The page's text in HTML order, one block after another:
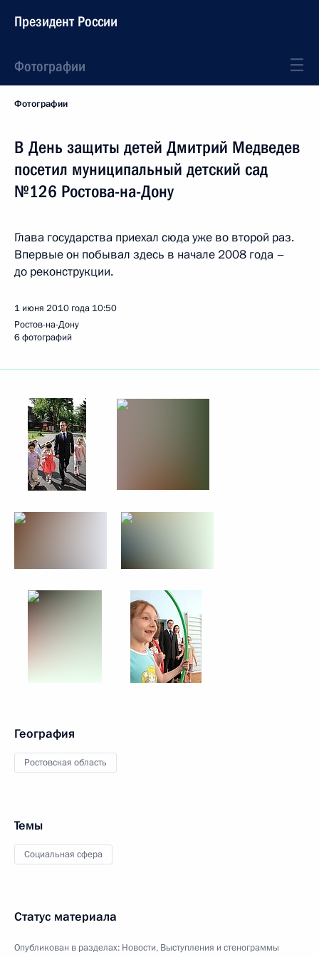
Президент России
Фотографии
Фотографии
В День защиты детей Дмитрий Медведев
посетил муниципальный детский сад
№126 Ростова-на-Дону
Глава государства приехал сюда уже во второй раз.
Впервые он побывал здесь в начале 2008 года –
до реконструкции.
1 июня 2010 года 10:50
Ростов-на-Дону
6 фотографий
География
Ростовская область
Темы
Социальная сфера
Статус материала
Опубликован в разделах: Новости, Выступления и стенограммы